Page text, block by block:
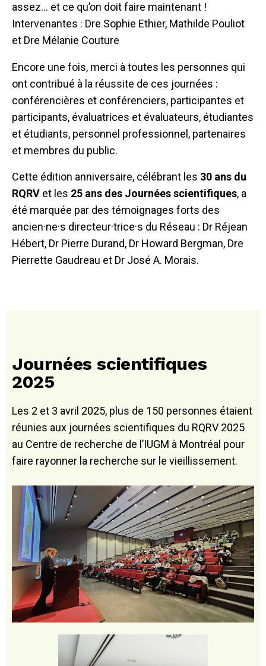
assez… et ce qu’on doit faire maintenant !
Intervenantes : Dre Sophie Ethier, Mathilde Pouliot
et Dre Mélanie Couture
Encore une fois, merci à toutes les personnes qui
ont contribué à la réussite de ces journées :
conférencières et conférenciers, participantes et
participants, évaluatrices et évaluateurs, étudiantes
et étudiants, personnel professionnel, partenaires
et membres du public.
Cette édition anniversaire, célébrant les 30 ans du
RQRV et les 25 ans des Journées scientifiques, a
été marquée par des témoignages forts des
ancien·ne·s directeur·trice·s du Réseau : Dr Réjean
Hébert, Dr Pierre Durand, Dr Howard Bergman, Dre
Pierrette Gaudreau et Dr José A. Morais.
Journées scientifiques
2025
Les 2 et 3 avril 2025, plus de 150 personnes étaient
réunies aux journées scientifiques du RQRV 2025
au Centre de recherche de l’IUGM à Montréal pour
faire rayonner la recherche sur le vieillissement.